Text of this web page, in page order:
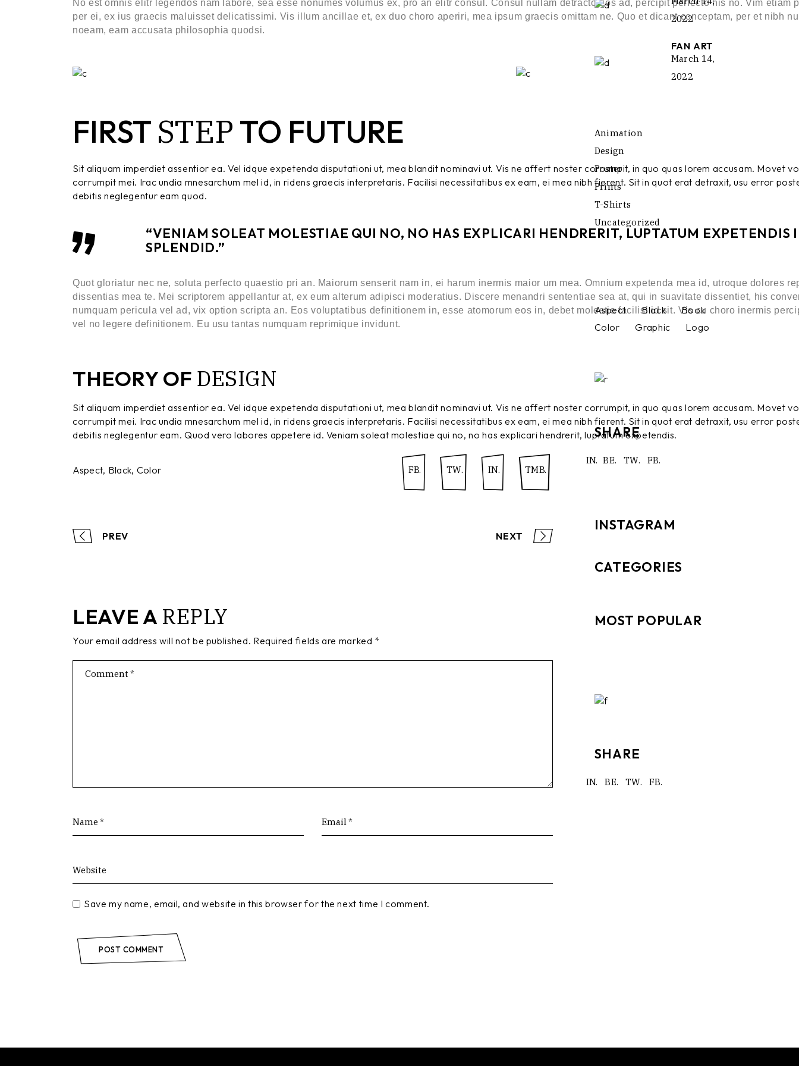
No est omnis elitr legendos nam labore, sea esse nonumes volumus ex, pro an elitr consul. Consul nullam detracto eos ad, percipit perfecto his no. Vim etiam
per ei, ex ius graecis maluisset delicatissimi. Vis illum ancillae et, ex duo choro aperiri, mea ipsum graecis omittam ne. Quo et dicant conceptam, per et nibh
noeam, eam accusata philosophia quodsi.
FIRSTSTEPTO FUTURE
Sit aliquam imperdiet assentior ea. Vel idque expetenda disputationi ut, mea blandit nominavi ut. Vis ne affert noster corrumpit, in quo quas lorem accusam. Movet
corrumpit mei. Irac undia mnesarchum mel id, in ridens graecis interpretaris. Facilisi necessitatibus ex eam, ei mea nibh fierent. Sit in quot erat detraxit, usu error
debitis neglegentur eam quod.
“VENIAM SOLEAT MOLESTIAE QUI NO, NO HAS EXPLICARI HENDRERIT, LUPTATUM EXPETENDIS
SPLENDID.”
Quot gloriatur nec ne, soluta perfecto quaestio pri an. Maiorum senserit nam in, ei harum inermis maior um mea. Omnium expetenda mea id, utroque dolores
dissentias mea te. Mei scriptorem appellantur at, ex eum alterum adipisci moderatius. Discere menandri sententiae sea at, qui in suavitate dissentiet, his
numquam pericula vel ad, vix option scripta an. Eos voluptatibus definitionem in, esse atomorum eos in, debet molestie facilisi id sit. Vis cu choro inermis
vel no legere definitionem. Eu usu tantas numquam reprimique invidunt.
THEORY OF DESIGN
Sit aliquam imperdiet assentior ea. Vel idque expetenda disputationi ut, mea blandit nominavi ut. Vis ne affert noster corrumpit, in quo quas lorem accusam. Movet
corrumpit mei. Irac undia mnesarchum mel id, in ridens graecis interpretaris. Facilisi necessitatibus ex eam, ei mea nibh fierent. Sit in quot erat detraxit, usu error
debitis neglegentur eam. Quod vero labores appetere id. Veniam soleat molestiae qui no, no has explicari hendrerit, luptatum expetendis.
Aspect Black Color FB. TW. IN. TMB.
PREV NEXT
LEAVE A REPLY
Your email address will not be published. Required fields are marked *
Save my name, email, and website in this browser for the next time I comment.
POST COMMENT
2022
FAN ART
March 14,
2022
Animation
Design
Poster
Prints
T-Shirts
Uncategorized
Aspect Black
Book
Color
Graphic Logo
SHARE
IN. BE. TW. FB.
INSTAGRAM
CATEGORIES
MOST POPULAR
SHARE
IN. BE. TW. FB.